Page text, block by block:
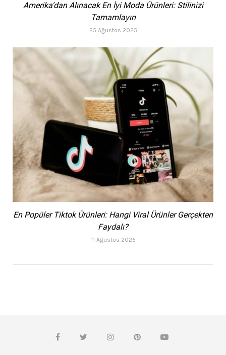
Amerika’dan Alınacak En İyi Moda Ürünleri: Stilinizi
Tamamlayın
25 Ağustos 2025
En Popüler Tiktok Ürünleri: Hangi Viral Ürünler Gerçekten
Faydalı?
11 Ağustos 2025